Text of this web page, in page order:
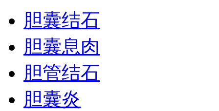
胆囊结石
胆囊息肉
胆管结石
胆囊炎